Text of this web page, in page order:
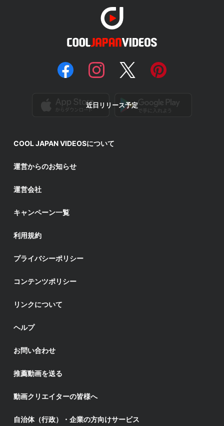
近日リリース予定
COOL JAPAN VIDEOSについて
運営からのお知らせ
運営会社
キャンペーン一覧
利用規約
プライバシーポリシー
コンテンツポリシー
リンクについて
ヘルプ
お問い合わせ
推薦動画を送る
動画クリエイターの皆様へ
自治体（行政）・企業の方向けサービス